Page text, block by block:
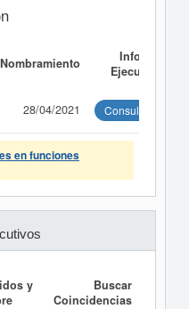
Nombramiento
Informe
Ejecutivo
28/04/2021 Consultar
en funciones
y
Buscar
Coincidencias